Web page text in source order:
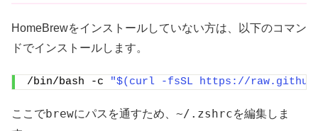
HomeBrewをインストールしていない方は、以下のコマン
ドでインストールします。
/bin/bash -c "$(curl -fsSL https://
ここでbrewにパスを通すため、 ~/.zshrcを編集しま